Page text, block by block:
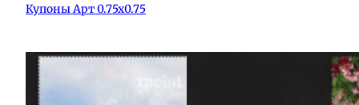
Купоны Арт 0.75х0.75